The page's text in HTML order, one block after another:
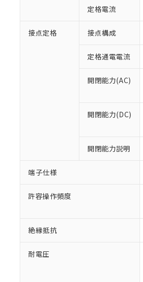
定格電流
接点定格 接点構成
定格通電電流
開閉能力(AC)
開閉能力(DC)
開閉能力説明
端子仕様
許容操作頻度
絶縁抵抗
耐電圧